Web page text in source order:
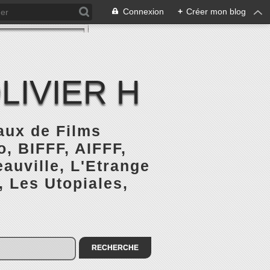
Connexion + Créer mon blog
H
de Films
BIFFF, AIFFF,
L'Etrange
Les Utopiales,